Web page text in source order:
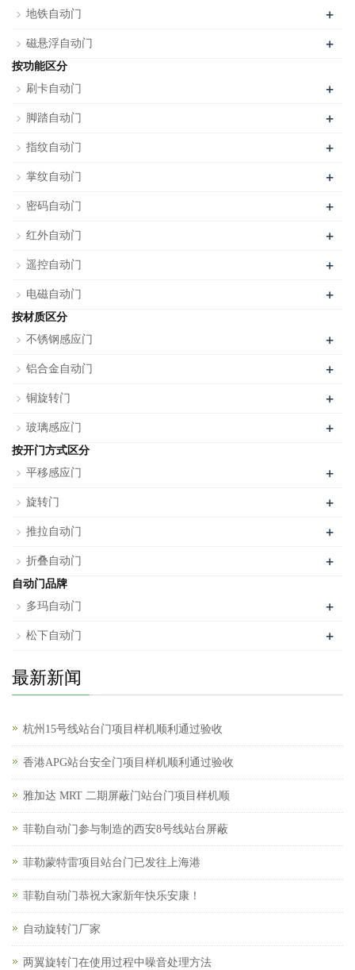
地铁自动门 +
磁悬浮自动门 +
按功能区分
刷卡自动门
+
脚踏自动门 +
指纹自动门 +
掌纹自动门 +
密码自动门 +
红外自动门 +
遥控自动门 +
电磁自动门 +
按材质区分
不锈钢感应门
+
铝合金自动门 +
铜旋转门 +
玻璃感应门 +
按开门方式区分
平移感应门
+
旋转门 +
推拉自动门 +
折叠自动门 +
自动门品牌
多玛自动门
+
松下自动门 +
最新新闻
杭州15号线站台门项目样机顺利通过验收
香港APG站台安全门项目样机顺利通过验收
雅加达 MRT 二期屏蔽门站台门项目样机顺
菲勒自动门参与制造的西安8号线站台屏蔽
菲勒蒙特雷项目站台门已发往上海港
菲勒自动门恭祝大家新年快乐安康！
自动旋转门厂家
两翼旋转门在使用过程中噪音处理方法